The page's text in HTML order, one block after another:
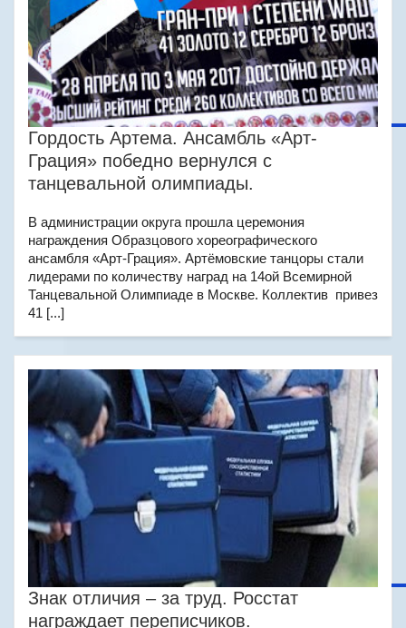
Гордость Артема. Ансамбль «Арт-
Грация» победно вернулся с
танцевальной олимпиады.
В администрации округа прошла церемония
награждения Образцового хореографического
ансамбля «Арт-Грация». Артёмовские танцоры стали
лидерами по количеству наград на 14ой Всемирной
Танцевальной Олимпиаде в Москве. Коллектив привез
41 [...]
Знак отличия – за труд. Росстат
награждает переписчиков.